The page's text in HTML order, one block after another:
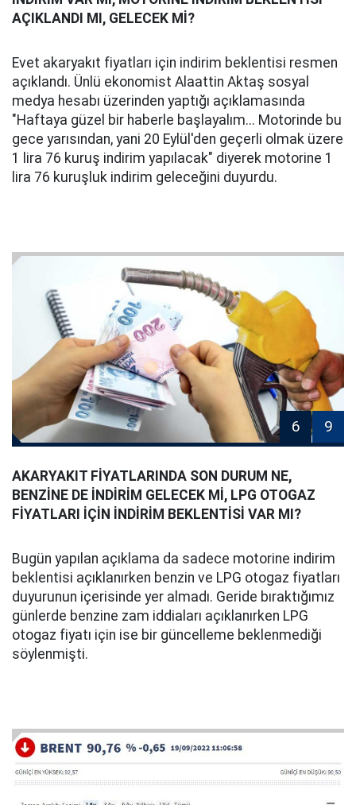
AÇIKLANDI MI, GELECEK Mİ?
Evet akaryakıt fiyatları için indirim beklentisi resmen
açıklandı. Ünlü ekonomist Alaattin Aktaş sosyal
medya hesabı üzerinden yaptığı açıklamasında
"Haftaya güzel bir haberle başlayalım... Motorinde bu
gece yarısından, yani 20 Eylül'den geçerli olmak üzere
1 lira 76 kuruş indirim yapılacak" diyerek motorine 1
lira 76 kuruşluk indirim geleceğini duyurdu.
6 9
AKARYAKIT FİYATLARINDA SON DURUM NE,
BENZİNE DE İNDİRİM GELECEK Mİ, LPG OTOGAZ
FİYATLARI İÇİN İNDİRİM BEKLENTİSİ VAR MI?
Bugün yapılan açıklama da sadece motorine indirim
beklentisi açıklanırken benzin ve LPG otogaz fiyatları
duyurunun içerisinde yer almadı. Geride bıraktığımız
günlerde benzine zam iddiaları açıklanırken LPG
otogaz fiyatı için ise bir güncelleme beklenmediği
söylenmişti.